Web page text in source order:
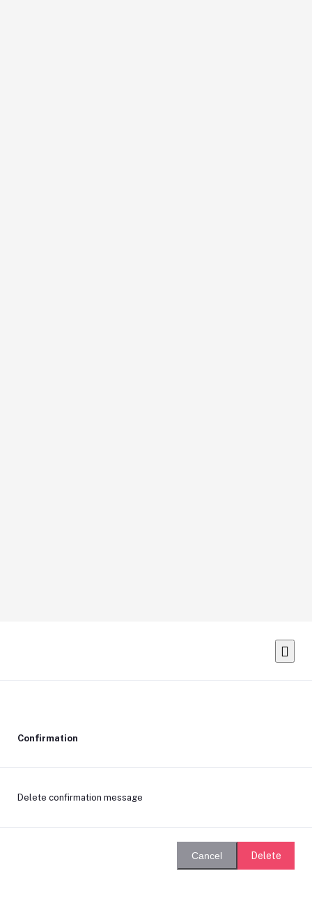
Confirmation
Delete confirmation message
Cancel Delete